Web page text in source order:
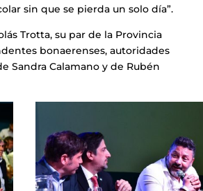
sin que se pierda un solo día”.
Trotta, su par de la Provincia
bonaerenses, autoridades
Sandra Calamano y de Rubén